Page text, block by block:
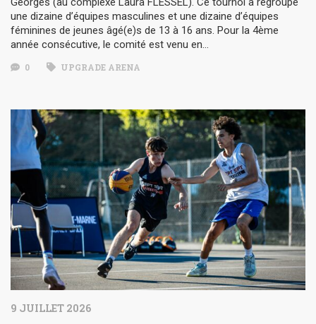
une dizaine d’équipes masculines et une dizaine d’équipes
féminines de jeunes âgé(e)s de 13 à 16 ans. Pour la 4ème
année consécutive, le comité est venu en…
0 UPGRADE ARENA
9 JUILLET 2026